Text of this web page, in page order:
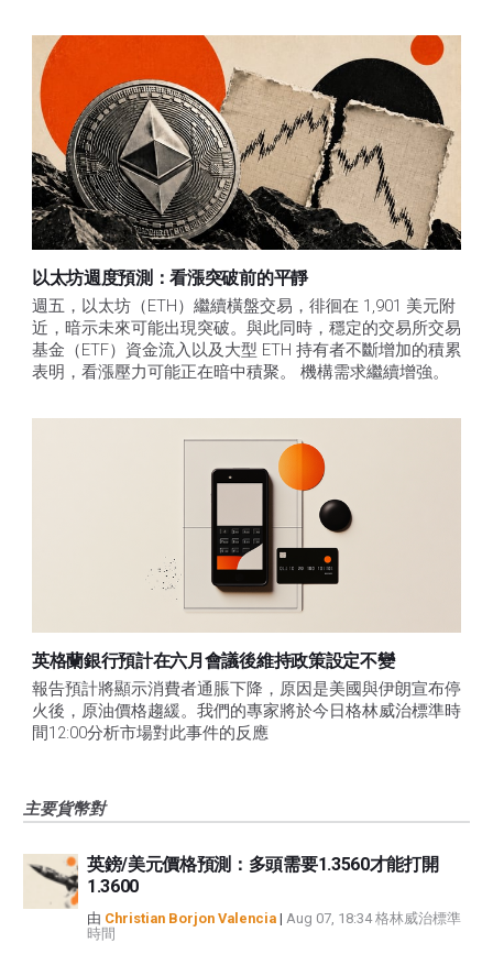
以太坊週度預測：看漲突破前的平靜
週五，以太坊（ETH）繼續橫盤交易，徘徊在 1,901 美元附
近，暗示未來可能出現突破。與此同時，穩定的交易所交易
基金（ETF）資金流入以及大型 ETH 持有者不斷增加的積累
表明，看漲壓力可能正在暗中積聚。 機構需求繼續增強。
英格蘭銀行預計在六月會議後維持政策設定不變
報告預計將顯示消費者通脹下降，原因是美國與伊朗宣布停
火後，原油價格趨緩。我們的專家將於今日格林威治標準時
間12:00分析市場對此事件的反應
主要貨幣對
英鎊/美元價格預測：多頭需要1.3560才能打開
1.3600
由 Christian Borjon Valencia | Aug 07, 18:34 格林威治標準
時間